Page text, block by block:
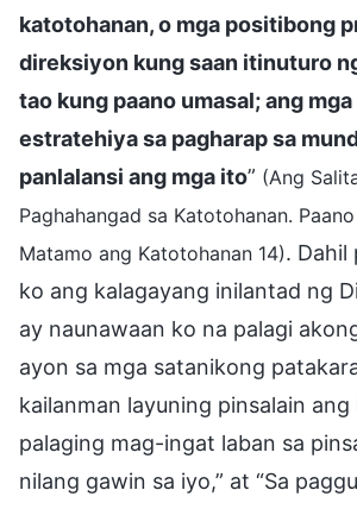
katotohanan, o mga positibong
direksiyon kung saan itinuturo
tao kung paano umasal; ang
estratehiya sa pagharap sa
panlalansi ang mga ito” (Ang
Paghahangad sa Katotohanan.
Matamo ang Katotohanan 14). Dahil
ko ang kalagayang inilantad ng
ay naunawaan ko na palagi
ayon sa mga satanikong
kailanman layuning pinsalain
palaging mag-ingat laban sa
nilang gawin sa iyo,” at “Sa